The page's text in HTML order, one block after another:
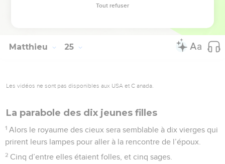
© Société biblique française – Bibli’O, 1978, avec autorisation. Pour vous procurer
Matthieu 25
Les vidéos ne sont pas disponibles aux USA et C anada.
La parabole des dix jeunes filles
1 Alors le royaume des cieux sera semblable à dix vierges qui
prirent leurs lampes pour aller à la rencontre de l’époux.
2 Cinq d’entre elles étaient folles, et cinq sages.
Tout refuser